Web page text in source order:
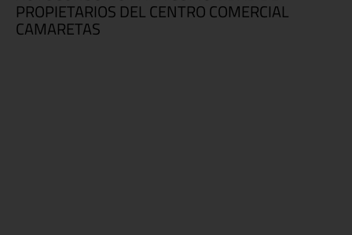
PROPIETARIOS DEL CENTRO COMERCIAL
CAMARETAS